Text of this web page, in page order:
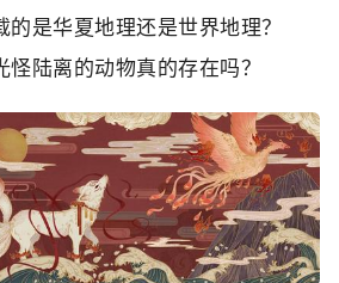
是华夏地理还是世界地理？
陆离的动物真的存在吗？